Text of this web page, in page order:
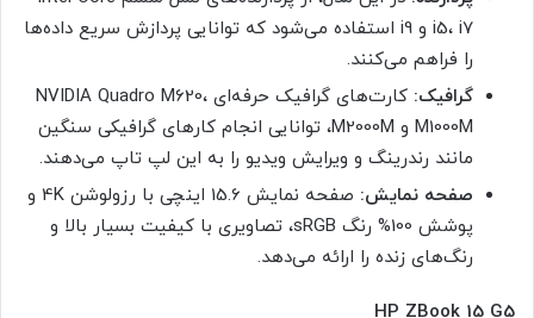
i5، i7 و i9 استفاده می‌شود که توانایی پردازش سریع داده‌ها
را فراهم می‌کنند.
گرافیک:
کارت‌های گرافیک حرفه‌ای NVIDIA Quadro M620،
M1000M و M2000M، توانایی انجام کارهای گرافیکی سنگین
مانند رندرینگ و ویرایش ویدیو را به این لپ تاپ می‌دهند.
صفحه نمایش:
صفحه نمایش 15.6 اینچی با رزولوشن 4K و
پوشش 100% رنگ sRGB، تصاویری با کیفیت بسیار بالا و
رنگ‌های زنده را ارائه می‌دهد.
HP ZBook 15 G5